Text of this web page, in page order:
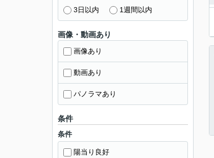
3日以内 1週間以内
画像・動画あり
画像あり
動画あり
パノラマあり
条件
条件
陽当り良好